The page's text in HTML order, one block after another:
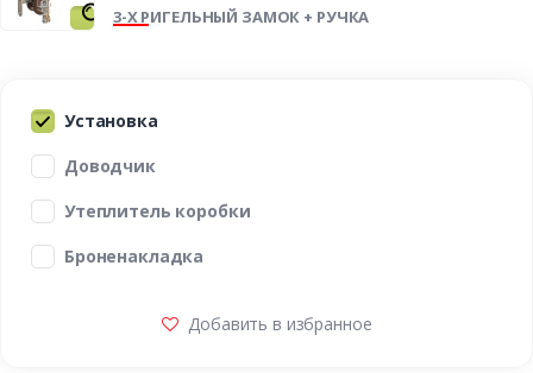
3-Х РИГЕЛЬНЫЙ ЗАМОК + РУЧКА
Установка
Доводчик
Утеплитель коробки
Броненакладка
Добавить в избранное